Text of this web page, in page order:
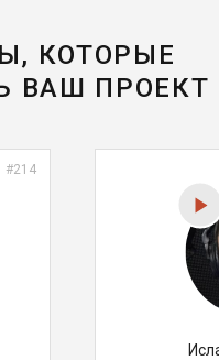
КОТОРЫЕ
ВАШ ПРОЕКТ
#214